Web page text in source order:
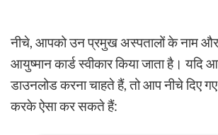
नीचे, आपको उन प्रमुख अस्पतालों के नाम
आयुष्मान कार्ड स्वीकार किया जाता है। यदि
डाउनलोड करना चाहते हैं, तो आप नीचे दिए
करके ऐसा कर सकते हैं: